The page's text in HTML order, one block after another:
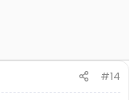
#14